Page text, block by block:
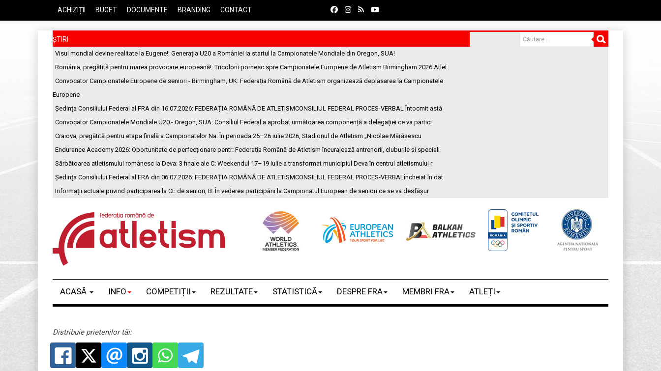
ACHIZIȚII BUGET DOCUMENTE BRANDING CONTACT
ȘTIRI
Visul mondial devine realitate la Eugene!: Generația U20 a României ia startul la Campionatele Mondiale din Oregon, SUA!
România, pregătită pentru marea provocare europeană!: Tricolorii pornesc spre Campionatele Europene de Atletism Birmingham 2026 Atlet
Convocator Campionatele Europene de seniori - Birmingham, UK: Federația Română de Atletism organizează deplasarea la Campionatele
Europene
Ședința Consiliului Federal al FRA din 16.07.2026: FEDERAȚIA ROMÂNĂ DE ATLETISMCONSILIUL FEDERAL PROCES-VERBAL Întocmit astă
Convocator Campionatele Mondiale U20 - Oregon, SUA: Consiliul Federal a aprobat următoarea componență a delegației ce va partici
Craiova, pregătită pentru etapa finală a Campionatelor Na: În perioada 25–26 iulie 2026, Stadionul de Atletism „Nicolae Mărășescu
Endurance Academy 2026: Oportunitate de perfecționare pentr: Federația Română de Atletism încurajează antrenorii, cluburile și speciali
Sărbătoarea atletismului românesc la Deva: 3 finale ale C: Weekendul 17–19 iulie a transformat municipiul Deva în centrul atletismului r
Ședința Consiliului Federal al FRA din 06.07.2026: FEDERAȚIA ROMÂNĂ DE ATLETISMCONSILIUL FEDERAL PROCES-VERBALîncheiat în dat
Informații actuale privind participarea la CE de seniori, B: În vederea participării la Campionatul European de seniori ce se va desfășur
ACASĂ INFO COMPETIȚII REZULTATE STATISTICĂ DESPRE FRA MEMBRI FRA ATLEȚI
Distribuie prietenilor tăi: